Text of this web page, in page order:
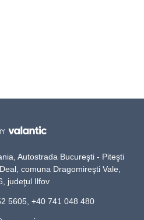
Autostrada Bucureşti - Piteşti
comuna Dragomireşti Vale,
judeţul Ilfov
5605, +40 741 048 480